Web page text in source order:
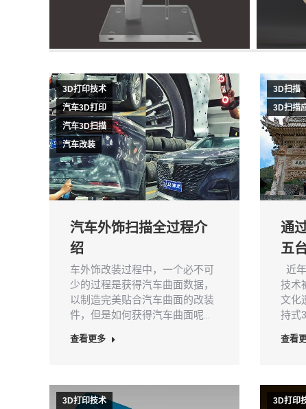
3D打印技术
汽车3D打印
汽车3D扫描
汽车改装
汽车外饰扫描全过程介
绍
车外饰改装过程中，一个必不可
少的过程是获得汽车曲面数据，
以制造完美贴合汽车曲面的改装
件，但是如何获得汽车曲面呢…
查看更多
3D扫描
3D扫描
通
五
近
技术
文化
持式
查看
3D打印技术
3D打印